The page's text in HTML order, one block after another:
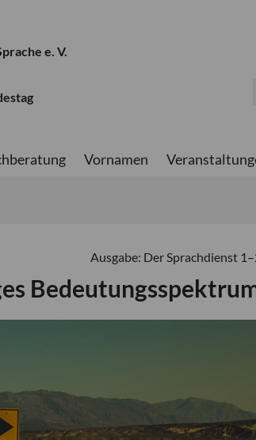
e. V.
Vornamen
Ausgabe: Der Sprachdienst